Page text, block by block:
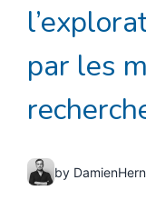
par les
by